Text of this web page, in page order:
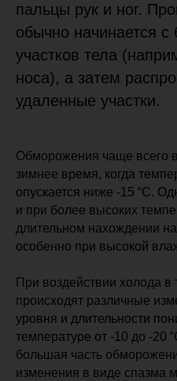
пальцы рук и ног.
обычно начинается
участков тела
носа), а затем
удаленные участки.
Обморожения чаще всего
зимнее время, когда
опускается ниже -15 °C.
и при более высоких
длительном нахождении
особенно при высокой
При воздействии холода в
происходят различные
уровня и длительности
температуре от -10 до -20
большая часть
изменения в виде спазма